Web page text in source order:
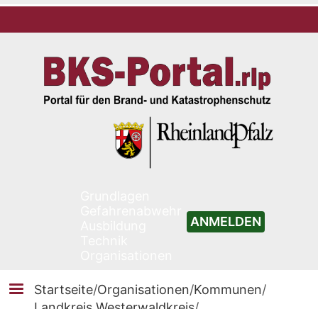
ANMELDEN
Startseite/Organisationen/Kommunen/